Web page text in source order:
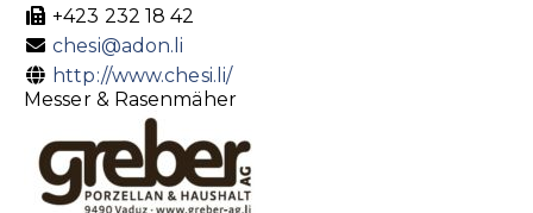
+423 232 18 42
chesi@adon.li
http://www.chesi.li/
Messer & Rasenmäher